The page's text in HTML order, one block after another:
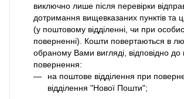
виключно лише після перевірки
дотримання вищевказаних пунктів та
(у поштовому відділенні, чи при
поверненні). Кошти повертаються в
обраному Вами вигляді, відповідно до
повернення:
на поштове відділення при
відділення "Нової Пошти";